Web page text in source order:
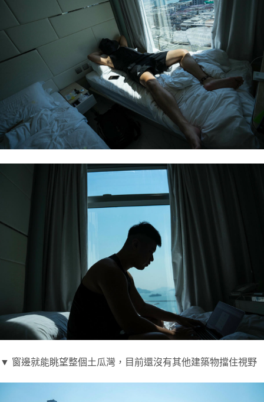
▼ 窗邊就能眺望整個土瓜灣，目前還沒有其他建築物擋住視野